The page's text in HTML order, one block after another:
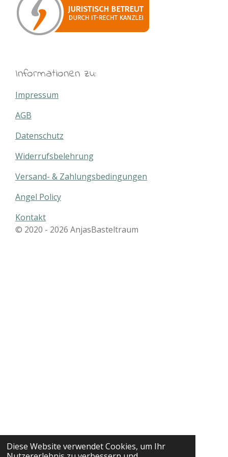
Diese Website verwendet Cookies, um Ihr
Informationen zu:
Impressum
AGB
Datenschutz
Widerrufsbelehrung
Versand- & Zahlungsbedingungen
Angel Policy
Kontakt
© 2020 - 2026 AnjasBasteltraum